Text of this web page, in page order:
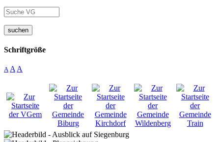
suchen
Schriftgröße
A A A